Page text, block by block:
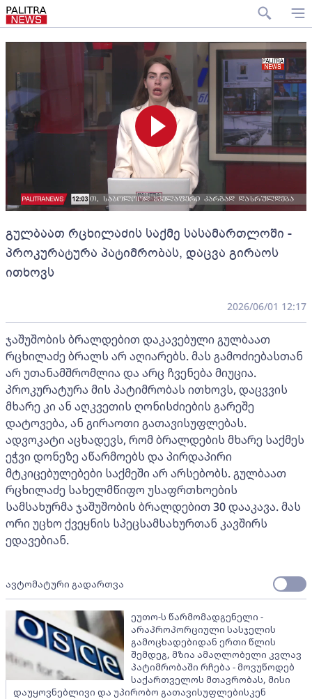
გულბაათ რცხილაძის საქმე სასამართლოში -
პროკურატურა პატიმრობას, დაცვა გირაოს
ითხოვს
2026/06/01 12:17
ჯაშუშობის ბრალდებით დაკავებული გულბაათ
რცხილაძე ბრალს არ აღიარებს. მას გამოძიებასთან
არ უთანამშრომლია და არც ჩვენება მიუცია.
პროკურატურა მის პატიმრობას ითხოვს, დაცვვის
მხარე კი ან აღკვეთის ღონისძიების გარეშე
დატოვება, ან გირაოთი გათავისუფლებას.
ადვოკატი აცხადევს, რომ ბრალდების მხარე საქმეს
ეჭვი დონეზე აწარმოებს და პირდაპირი
მტკიცებულებები საქმეში არ არსებობს. გულბაათ
რცხილაძე სახელმწიფო უსაფრთხოების
სამსახურმა ჯაშუშობის ბრალდებით 30 დააკავა. მას
ორი უცხო ქვეყნის სპეცსამსახურთან კავშირს
ედავებიან.
ავტომატური გადართვა
ეუთო-ს წარმომადგენელი -
არაპროპორციული სასჯელის
გამოცხადებიდან ერთი წლის
შემდეგ, მზია ამაღლობელი კვლავ
პატიმრობაში რჩება - მოვუწოდებ
საქართველოს მთავრობას, მისი
დაუყოვნებლივი და უპირობო გათავისუფლებისკენ